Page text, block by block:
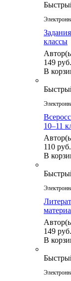
классы
149 руб.
В
10–11
110 руб.
В
149 руб.
В